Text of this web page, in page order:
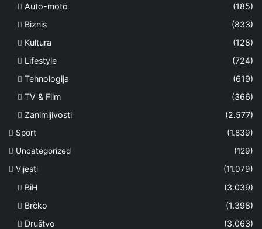
Auto-moto
(185)
Biznis
(833)
Kultura
(128)
Lifestyle
(724)
Tehnologija
(619)
TV & Film
(366)
Zanimljivosti
(2.577)
Sport
(1.839)
Uncategorized
(129)
Vijesti
(11.079)
BiH
(3.039)
Brčko
(1.398)
Društvo
(3.063)